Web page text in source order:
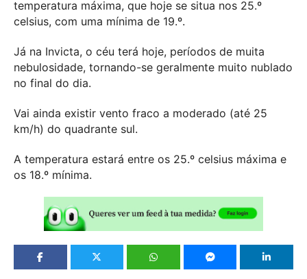
temperatura máxima, que hoje se situa nos 25.º
celsius, com uma mínima de 19.º.
Já na Invicta, o céu terá hoje, períodos de muita
nebulosidade, tornando-se geralmente muito nublado
no final do dia.
Vai ainda existir vento fraco a moderado (até 25
km/h) do quadrante sul.
A temperatura estará entre os 25.º celsius máxima e
os 18.º mínima.